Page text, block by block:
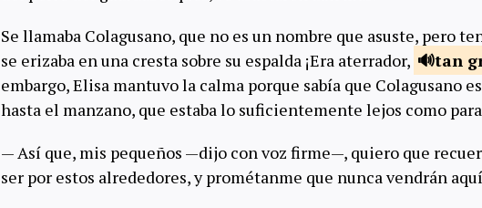
Se llamaba Colagusano, que no es un nombre que asuste, pero
se erizaba en una cresta sobre su espalda ¡Era aterrador,
tan
embargo, Elisa mantuvo la calma porque sabía que Colagusano
hasta el manzano, que estaba lo suficientemente lejos como
— Así que, mis pequeños —dijo con voz firme—, quiero que
ser por estos alrededores, y prométanme que nunca vendrán